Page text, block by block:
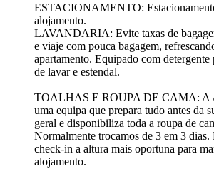
ESTACIONAMENTO:
alojamento.
LAVANDARIA: Evite taxas de
e viaje com pouca bagagem,
apartamento. Equipado com detergente
de lavar e estendal.
TOALHAS E ROUPA DE CAMA: A
uma equipa que prepara tudo antes da
geral e disponibiliza toda a roupa de
Normalmente trocamos de 3 em 3
check-in a altura mais oportuna para
alojamento.